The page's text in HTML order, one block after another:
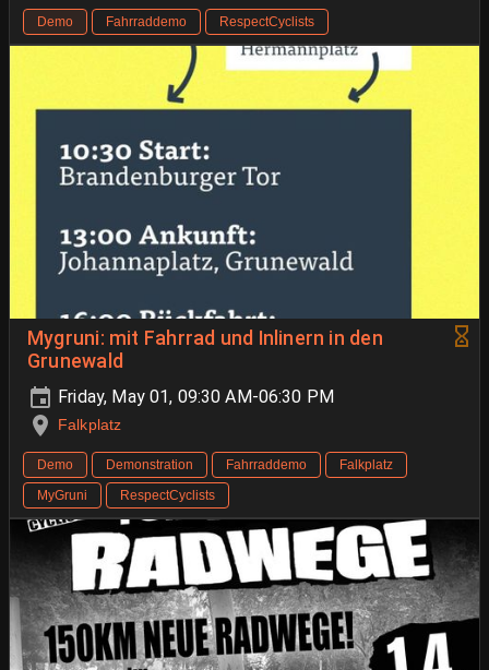
Demo Fahrraddemo RespectCyclists
Mygruni: mit Fahrrad und Inlinern in den
Grunewald
Friday, May 01, 09:30 AM-06:30 PM
Falkplatz
Demo Demonstration Fahrraddemo
Falkplatz
MyGruni
RespectCyclists